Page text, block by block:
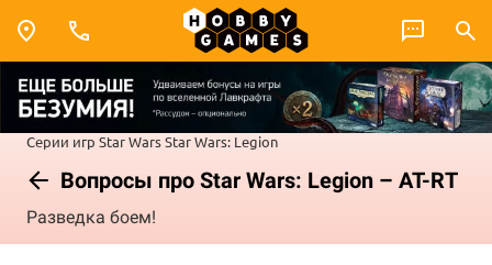
Серии игр Star WarsStar Wars: Legion
Вопросы про Star Wars: Legion – AT-RT
Разведка боем!